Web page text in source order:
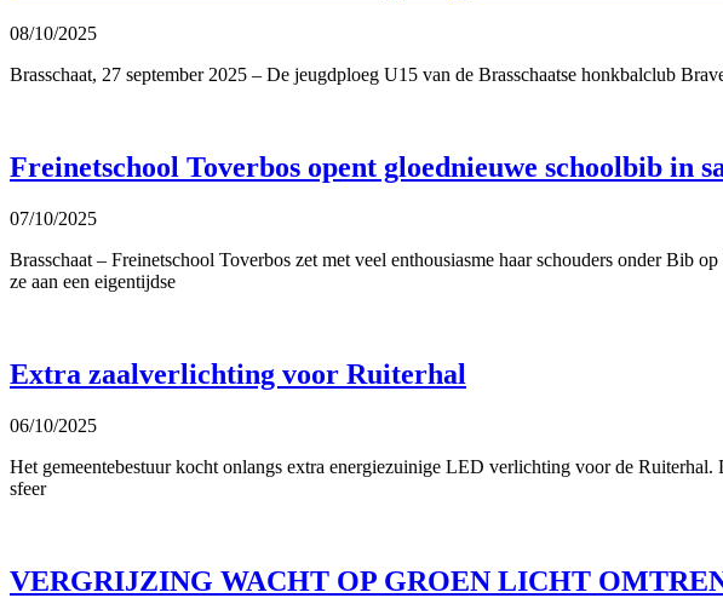
08/10/2025
Brasschaat, 27 september 2025 – De jeugdploeg U15 van de Brasschaatse honkbalclub
Freinetschool Toverbos opent gloednieuwe schoolbib in
07/10/2025
Brasschaat – Freinetschool Toverbos zet met veel enthousiasme haar schouders onder Bib
ze aan een eigentijdse
Extra zaalverlichting voor Ruiterhal
06/10/2025
Het gemeentebestuur kocht onlangs extra energiezuinige LED verlichting voor de
sfeer
VERGRIJZING WACHT OP GROEN LICHT